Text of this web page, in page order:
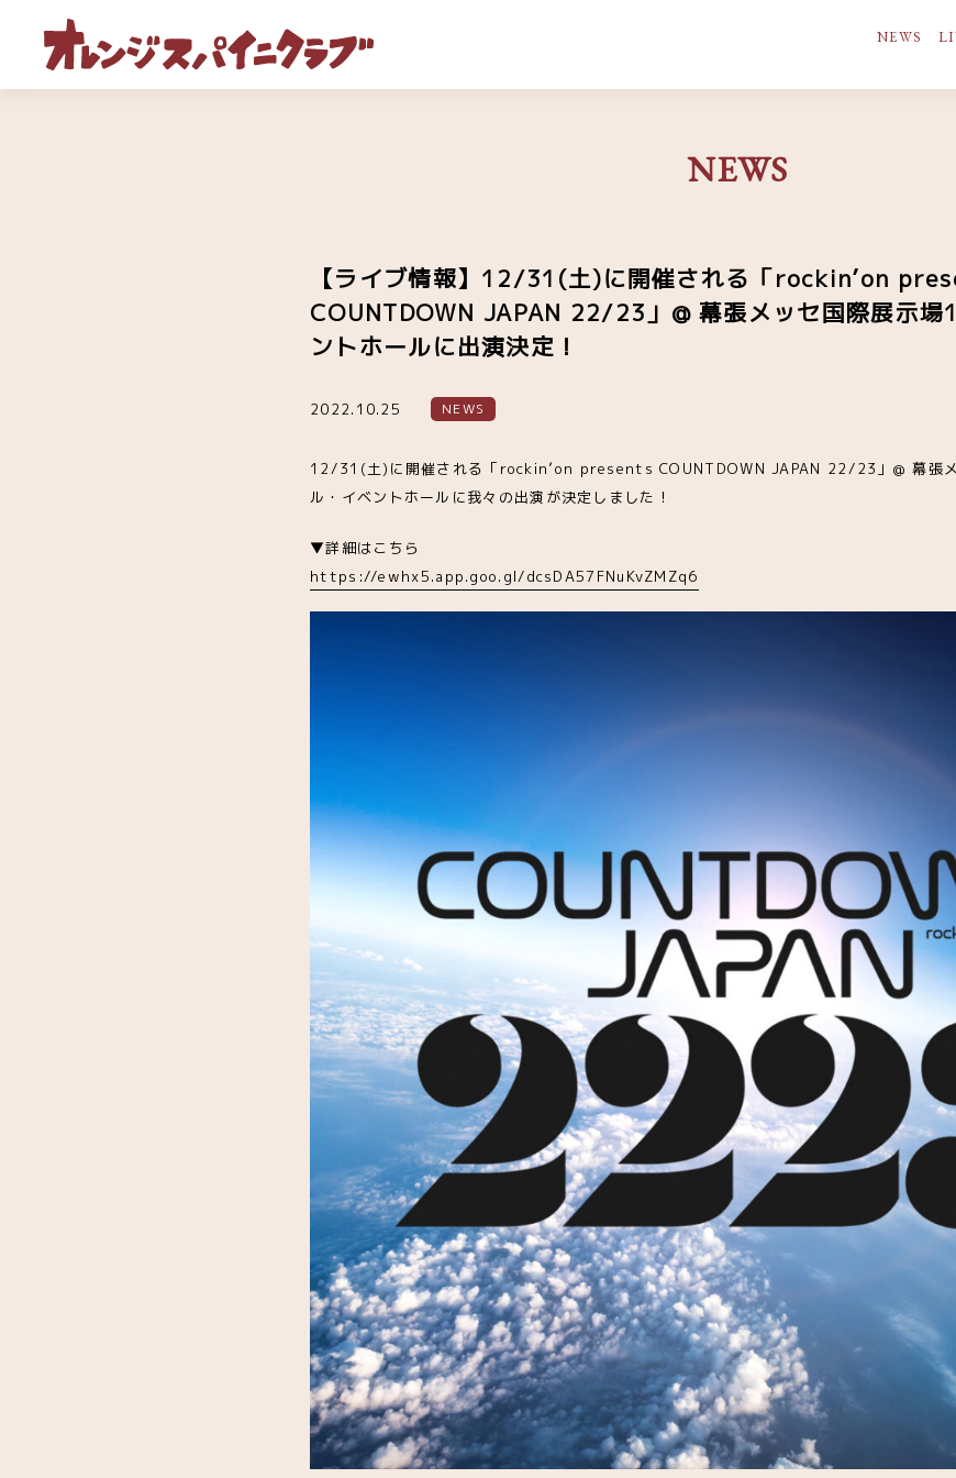
NEWS
NEWS
【ライブ情報】12/31(土)に開催される「rockin’on
COUNTDOWN JAPAN 22/23」@ 幕張メッセ国際展示場
ントホールに出演決定！
2022.10.25 NEWS
12/31(土)に開催される「rockin’on presents COUNTDOWN JAPAN 22/23」@ 幕張
ル・イベントホールに我々の出演が決定しました！
▼詳細はこちら
https://ewhx5.app.goo.gl/dcsDA57FNuKvZMZq6